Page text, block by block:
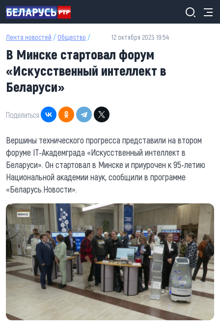
Перейти к основному содержанию
Лента новостей / Общество / 12 октября 2023 19:54
В Минске стартовал форум
«Искусственный интеллект в
Беларуси»
Поделиться:
Вершины технического прогресса представили на втором
форуме IT-Академграда «Искусственный интеллект в
Беларуси». Он стартовал в Минске и приурочен к 95-летию
Национальной академии наук, сообщили в программе
«Беларусь.Новости».